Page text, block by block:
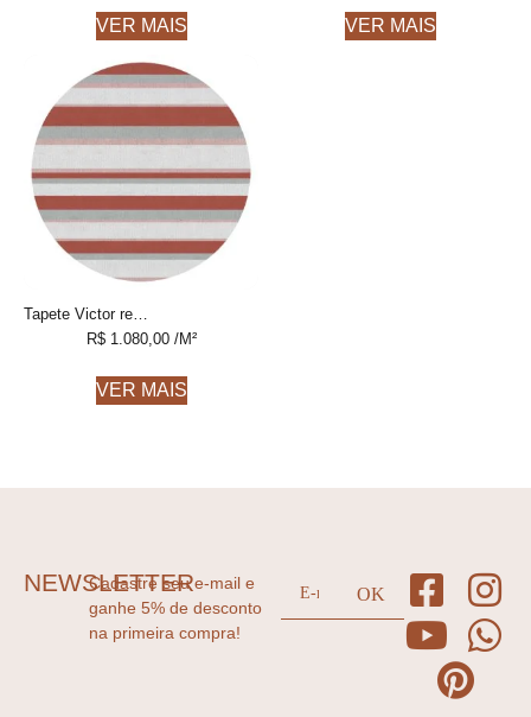
VER MAIS VER MAIS
R$1.080,00/M²
VER MAIS
NEWSLETTER
Cadastre seu e-mail e
ganhe 5% de desconto
na primeira compra!